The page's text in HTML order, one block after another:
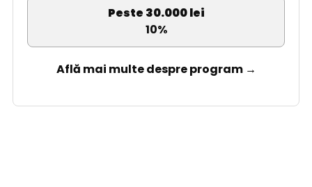
Peste 30.000 lei
10%
Află mai multe despre program →